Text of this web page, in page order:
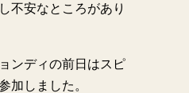
不安なところがあり
ンディの前日はスピ
加しました。